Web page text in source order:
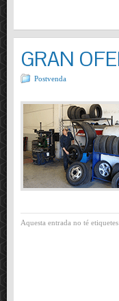
GRAN
Postvenda
Aquesta entrada no té etiquetes